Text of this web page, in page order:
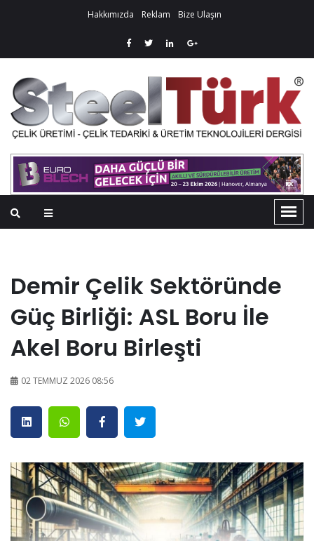
Hakkımızda Reklam Bize Ulaşın
Demir Çelik Sektöründe
Güç Birliği: ASL Boru İle
Akel Boru Birleşti
02 TEMMUZ 2026 08:56